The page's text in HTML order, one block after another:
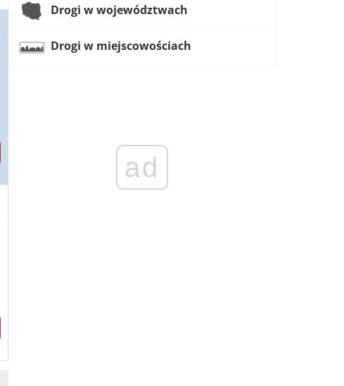
Drogi w województwach
Drogi w miejscowościach
ad